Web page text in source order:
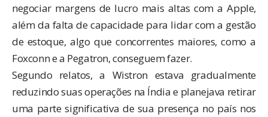
negociar margens de lucro mais altas com a Apple,
além da falta de capacidade para lidar com a gestão
de estoque, algo que concorrentes maiores, como a
Foxconn e a Pegatron, conseguem fazer.
Segundo relatos, a Wistron estava gradualmente
reduzindo suas operações na Índia e planejava retirar
uma parte significativa de sua presença no país nos